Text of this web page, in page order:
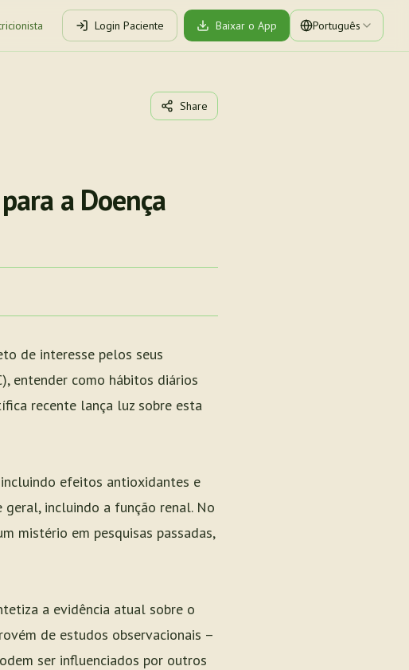
Login Paciente Baixar o App Português
Share
a Doença
de interesse pelos seus
entender como hábitos diários
recente lança luz sobre esta
efeitos antioxidantes e
incluindo a função renal. No
mistério em pesquisas passadas,
a evidência atual sobre o
de estudos observacionais –
ser influenciados por outros